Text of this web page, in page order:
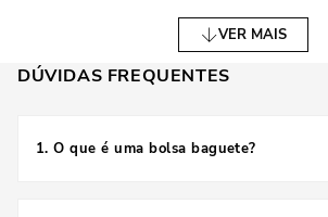
VERSATILIDADE E ESTILO
Uma das maiores vantagens da bolsa baguete é
tornando-se um complemento perfeito para
VER MAIS
DÚVIDAS FREQUENTES
1.O que é uma bolsa baguete?